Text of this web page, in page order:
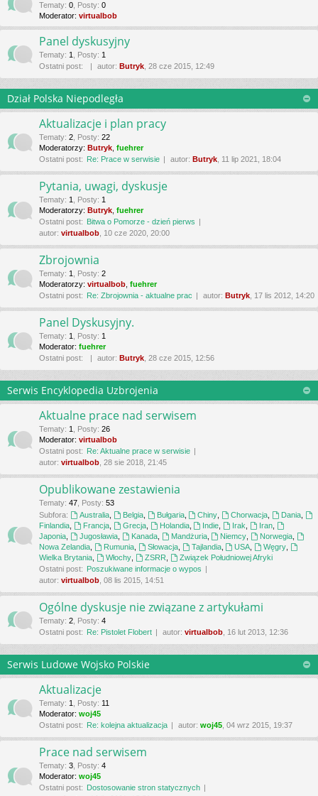
Tematy: 0 Posty: 0
Moderator: virtualbob
Panel dyskusyjny
Tematy: 1 Posty: 1
Ostatni post:
autor: Butryk , 28 cze 2015, 12:49
Dział Polska Niepodległa
Aktualizacje i plan pracy
Tematy: 2 Posty: 22
Moderatorzy: Butryk fuehrer
Ostatni post: Re: Prace w serwisie autor: Butryk , 11 lip 2021, 18:04
Pytania, uwagi, dyskusje
Tematy: 1 Posty: 1
Moderatorzy: Butryk fuehrer
Ostatni post: Bitwa o Pomorze - dzień pierws
autor: virtualbob , 10 cze 2020, 20:00
Zbrojownia
Tematy: 1 Posty: 2
Moderatorzy: virtualbob fuehrer
Ostatni post: Re: Zbrojownia - aktualne prac autor: Butryk , 17 lis 2012, 14:20
Panel Dyskusyjny.
Tematy: 1 Posty: 1
Moderator: fuehrer
Ostatni post:
autor: Butryk , 28 cze 2015, 12:56
Serwis Encyklopedia Uzbrojenia
Aktualne prace nad serwisem
Tematy: 1 Posty: 26
Moderator: virtualbob
Ostatni post: Re: Aktualne prace w serwisie
autor: virtualbob , 28 sie 2018, 21:45
Opublikowane zestawienia
Tematy: 47 Posty: 53
Subfora:
Australia, Belgia, Bułgaria, Chiny Chorwacja Dania
Finlandia
Francja, Grecja, Holandia, Indie Irak Iran
Japonia
Jugosławia, Kanada, Mandżuria, Niemcy Norwegia
Nowa Zelandia
Rumunia, Słowacja, Tajlandia, USA Węgry
Wielka Brytania
Włochy, ZSRR
Związek Południowej Afryki
Ostatni post: Poszukiwane informacje o wypos
autor: virtualbob , 08 lis 2015, 14:51
Ogólne dyskusje nie związane z artykułami
Tematy: 2 Posty: 4
Ostatni post: Re: Pistolet Flobert autor: virtualbob , 16 lut 2013, 12:36
Serwis Ludowe Wojsko Polskie
Aktualizacje
Tematy: 1 Posty: 11
Moderator: woj45
Ostatni post: Re: kolejna aktualizacja autor: woj45 , 04 wrz 2015, 19:37
Prace nad serwisem
Tematy: 3 Posty: 4
Moderator: woj45
Ostatni post: Dostosowanie stron statycznych